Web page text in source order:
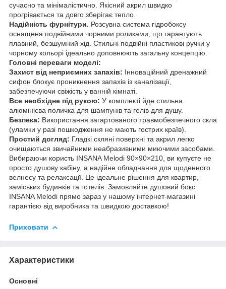
сучасно та мінімалістично. Якісний акрил швидко
прогрівається та довго зберігає тепло.
Надійність фурнітури. Розсувна система гідробоксу
оснащена подвійними чорними роликами, що гарантують
плавний, безшумний хід. Стильні подвійні пластикові ручки у
чорному кольорі ідеально доповнюють загальну концепцію.
Головні переваги моделі:
Захист від неприємних запахів: Інноваційний дренажний
сифон блокує проникнення запахів із каналізації,
забезпечуючи свіжість у ванній кімнаті.
Все необхідне під рукою: У комплекті йде стильна
алюмінієва поличка для шампунів та гелів для душу.
Безпека: Використання загартованого травмобезпечного скла
(уламки у разі пошкодження не мають гострих країв).
Простий догляд: Гладкі скляні поверхні та акрил легко
очищаються звичайними неабразивними миючими засобами.
Вибираючи користь INSANA Melodi 90×90×210, ви купуєте не
просто душову кабіну, а надійне обладнання для щоденного
велнесу та релаксації. Це ідеальне рішення для квартир,
заміських будинків та готелів. Замовляйте душовий бокс
INSANA Melodi прямо зараз у нашому інтернет-магазині
гарантією від виробника та швидкою доставкою!
Приховати
Характеристики
Основні